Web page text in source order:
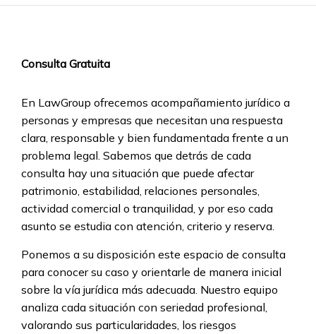
Consulta Gratuita
En LawGroup ofrecemos acompañamiento jurídico a
personas y empresas que necesitan una respuesta
clara, responsable y bien fundamentada frente a un
problema legal. Sabemos que detrás de cada
consulta hay una situación que puede afectar
patrimonio, estabilidad, relaciones personales,
actividad comercial o tranquilidad, y por eso cada
asunto se estudia con atención, criterio y reserva.
Ponemos a su disposición este espacio de consulta
para conocer su caso y orientarle de manera inicial
sobre la vía jurídica más adecuada. Nuestro equipo
analiza cada situación con seriedad profesional,
valorando sus particularidades, los riesgos